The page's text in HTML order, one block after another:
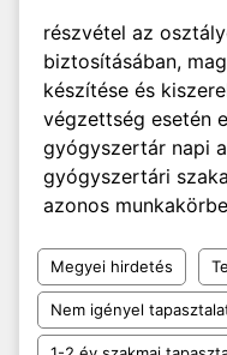
részvétel az
biztosításában,
készítése és
végzettség esetén
gyógyszertár napi
gyógyszertári
azonos
Megyei hirdetés
Nem igényel